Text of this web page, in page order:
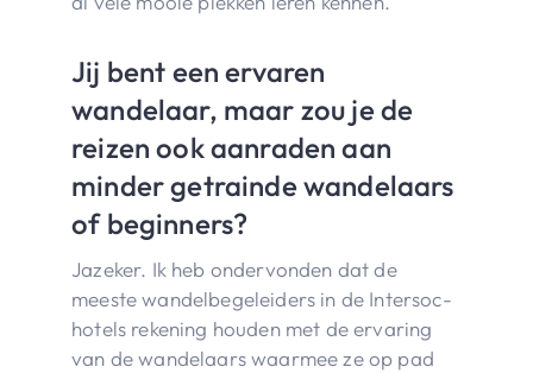
Jij bent een ervaren
wandelaar, maar zou je de
reizen ook aanraden aan
minder getrainde wandelaars
of beginners?
Jazeker. Ik heb ondervonden dat de
meeste wandelbegeleiders in de Intersoc-
hotels rekening houden met de ervaring
van de wandelaars waarmee ze op pad